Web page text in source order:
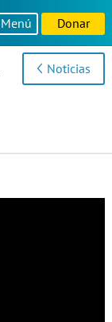
Menú Donar
Noticias